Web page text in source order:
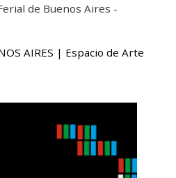
de Buenos Aires -
AIRES | Espacio de Arte